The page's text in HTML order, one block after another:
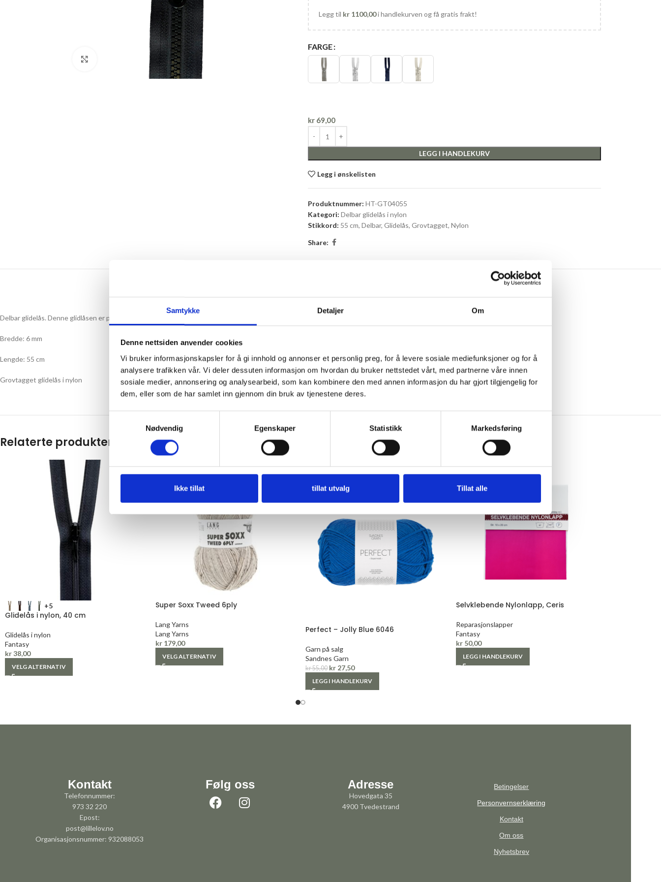
Samtykke Detaljer Om
Denne nettsiden anvender cookies
Vi bruker informasjonskapsler for å gi innhold og annonser et personlig preg, for å levere sosiale mediefunksjoner og for å
analysere trafikken vår. Vi deler dessuten informasjon om hvordan du bruker nettstedet vårt, med partnerne våre innen
sosiale medier, annonsering og analysearbeid, som kan kombinere den med annen informasjon du har gjort tilgjengelig for
dem, eller som de har samlet inn gjennom din bruk av tjenestene deres.
Nødvendig
Egenskaper Statistikk Markedsføring
Ikke tillat tillat utvalg Tillat alle
Legg til kr1100,00i handlekurven og få gratis frakt!
FARGE
kr69,00
LEGG I HANDLEKURV
Legg i ønskelisten
Produktnummer: HT-GT04055
Kategori: Delbar glidelås i nylon
Stikkord: 55 cm, Delbar, Glidelås, Grovtagget, Nylon
Share:
Delbar glidelås. Denne glidlåsen er perfekt til jakker eller til prosjekter hvor du trenger å dele glidelåsen fra hverandre.
Bredde: 6 mm
Lengde: 55 cm
Grovtagget glidelås i nylon
Relaterte produkter
+5
Glidelås i nylon, 40 cm
Glidelås i nylon
Fantasy
kr38,00
VELG ALTERNATIV
Super Soxx Tweed 6ply
Lang Yarns
Lang Yarns
kr179,00
VELG ALTERNATIV
Perfect – Jolly Blue 6046
Garn på salg
Sandnes Garn
kr55,00 kr 27,50
LEGG I HANDLEKURV
Selvklebende Nylonlapp, Ceris
Reparasjonslapper
Fantasy
kr50,00
LEGG I HANDLEKURV
Kontakt
Telefonnummer:
973 32 220
Epost:
post@lillelov.no
Organisasjonsnummer: 932088053
Følg oss Adresse
Hovedgata 35
4900 Tvedestrand
Betingelser
Personvernserklæring
Kontakt
Om oss
Nyhetsbrev